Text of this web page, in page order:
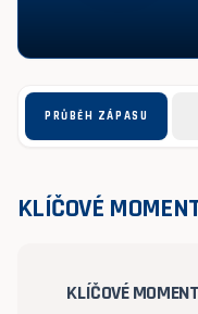
PRŮBĚH ZÁPASU
KLÍČOVÉ
KLÍČOVÉ